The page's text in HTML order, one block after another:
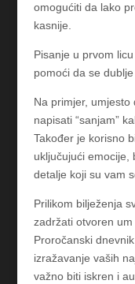
omogućiti da lako
kasnije.
Pisanje u prvom
pomoći da se
Na primjer, umjesto
napisati “sanjam”
Također je korisno
uključujući emocije,
detalje koji su vam
Prilikom bilježenja
zadržati otvoren um
Proročanski
izražavanje vaših
važno biti iskren i